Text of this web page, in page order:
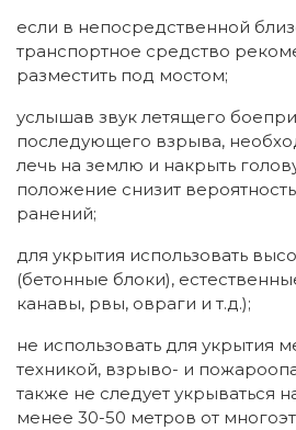
если в непосредственной
транспортное средство
разместить под мостом;
услышав звук летящего
последующего взрыва,
лечь на землю и накрыть
положение снизит
ранений;
для укрытия использовать
(бетонные блоки),
канавы, рвы, овраги и т.д.);
не использовать для укрытия
техникой, взрыво- и
также не следует укрываться
менее 30-50 метров от